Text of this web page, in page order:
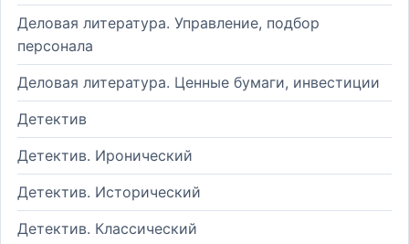
Деловая литература. Управление, подбор
персонала
Деловая литература. Ценные бумаги, инвестиции
Детектив
Детектив. Иронический
Детектив. Исторический
Детектив. Классический